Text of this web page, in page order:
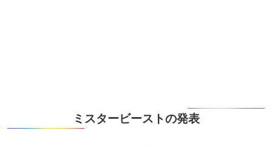
ミスタービーストの発表